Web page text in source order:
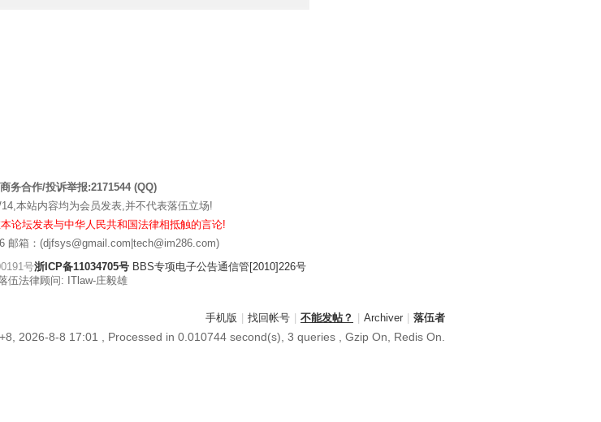
务合作/投诉举报:2171544 (QQ)
本站内容均为会员发表,并不代表落伍立场!
论坛发表与中华人民共和国法律相抵触的言论!
邮箱：(djfsys@gmail.com|tech@im286.com)
号浙ICP备11034705号 BBS专项电子公告通信管[2010]226号
法律顾问: ITlaw-庄毅雄
手机版 找回帐号 不能发帖？ Archiver 落伍者
2026-8-8 17:01 , Processed in 0.010744 second(s), 3 queries , Gzip On, Redis On.